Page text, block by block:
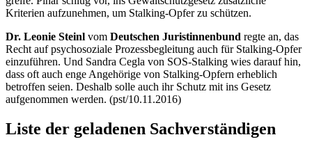
Kriterien aufzunehmen, um Stalking-Opfer zu schützen.
Dr. Leonie Steinl vom Deutschen Juristinnenbund regte an, das
Recht auf psychosoziale Prozessbegleitung auch für Stalking-Opfer
einzuführen. Und Sandra Cegla von SOS-Stalking wies darauf hin,
dass oft auch enge Angehörige von Stalking-Opfern erheblich
betroffen seien. Deshalb solle auch ihr Schutz mit ins Gesetz
aufgenommen werden. (pst/10.11.2016)
Liste der geladenen Sachverständigen